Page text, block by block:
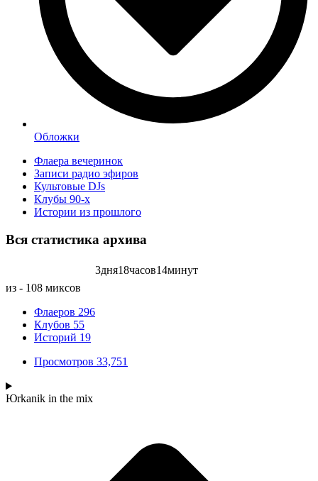
Обложки
Флаера вечеринок
Записи радио эфиров
Культовые DJs
Клубы 90-х
Истории из прошлого
Вся статистика архива
3дня18часов14минут
из - 108 миксов
Флаеров 296
Клубов 55
Историй 19
Просмотров 33,751
Юrkanik in the mix